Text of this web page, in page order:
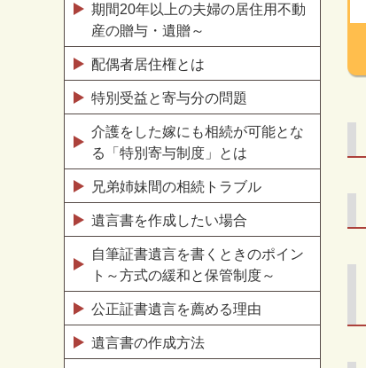
期間20年以上の夫婦の居住用不動
産の贈与・遺贈～
配偶者居住権とは
特別受益と寄与分の問題
介護をした嫁にも相続が可能とな
る「特別寄与制度」とは
兄弟姉妹間の相続トラブル
遺言書を作成したい場合
自筆証書遺言を書くときのポイン
ト～方式の緩和と保管制度～
公正証書遺言を薦める理由
遺言書の作成方法